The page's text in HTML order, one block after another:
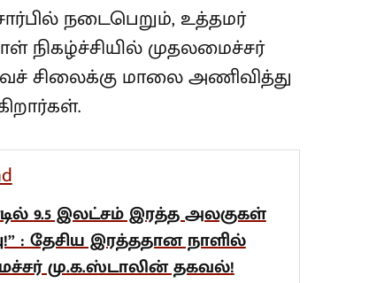
நடைபெறும், உத்தமர்
நிகழ்ச்சியில் முதலமைச்சர்
சிலைக்கு மாலை அணிவித்து
9.5 இலட்சம் இரத்த அலகுகள்
: தேசிய இரத்ததான நாளில்
மு.க.ஸ்டாலின் தகவல்!